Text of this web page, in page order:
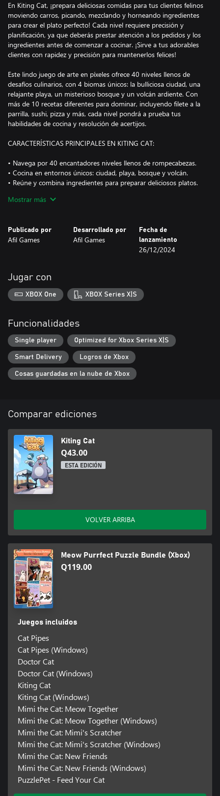
En Kiting Cat, ¡prepara deliciosas comidas para tus clientes felinos
moviendo carros, picando, mezclando y horneando ingredientes
para crear el plato perfecto! Cada nivel requiere precisión y
planificación, ya que deberás prestar atención a los pedidos y los
ingredientes antes de comenzar a cocinar. ¡Sirve a tus adorables
clientes con rapidez y precisión para mantenerlos felices!
Este lindo juego de arte en píxeles ofrece 40 niveles llenos de
desafíos culinarios, con 4 biomas únicos: la bulliciosa ciudad, una
relajante playa, un misterioso bosque y un volcán ardiente. Con
más de 10 recetas diferentes para dominar, incluyendo filete a la
parrilla, sushi, pizza y más, cada nivel pondrá a prueba tus
habilidades de cocina y resolución de acertijos.
CARACTERÍSTICAS PRINCIPALES EN KITING CAT:
• Navega por 40 encantadores niveles llenos de rompecabezas.
• Cocina en entornos únicos: ciudad, playa, bosque y volcán.
• Reúne y combina ingredientes para preparar deliciosos platos.
comida.
• Crea más de 10 comidas diferentes: sushi, pescado a la parrilla,
pizza y más.
• ¡Disfruta de visuales en pixel art y de un juego encantador con
Mostrar más
Publicado por
Afil Games
Desarrollado por
Afil Games
Fecha de
lanzamiento
26/12/2024
Jugar con
XBOX One XBOX Series X|S
Funcionalidades
Single player Optimized for Xbox Series X|S
Smart Delivery Logros de Xbox
Cosas guardadas en la nube de Xbox
Comparar ediciones
Kiting Cat
Q43.00
ESTA EDICIÓN
VOLVER ARRIBA
Meow Purrfect Puzzle Bundle (Xbox)
Q119.00
Juegos incluidos
Cat Pipes
Cat Pipes (Windows)
Doctor Cat
Doctor Cat (Windows)
Kiting Cat
Kiting Cat (Windows)
Mimi the Cat: Meow Together
Mimi the Cat: Meow Together (Windows)
Mimi the Cat: Mimi's Scratcher
Mimi the Cat: Mimi's Scratcher (Windows)
Mimi the Cat: New Friends
Mimi the Cat: New Friends (Windows)
PuzzlePet - Feed Your Cat